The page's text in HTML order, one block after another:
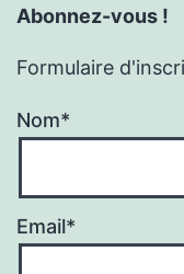
Abonnez-vous !
Formulaire
Nom*
Email*